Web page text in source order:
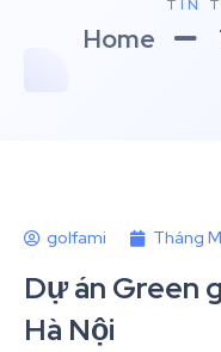
TIN
Home
golfami Tháng
Dự án Green
Hà Nội